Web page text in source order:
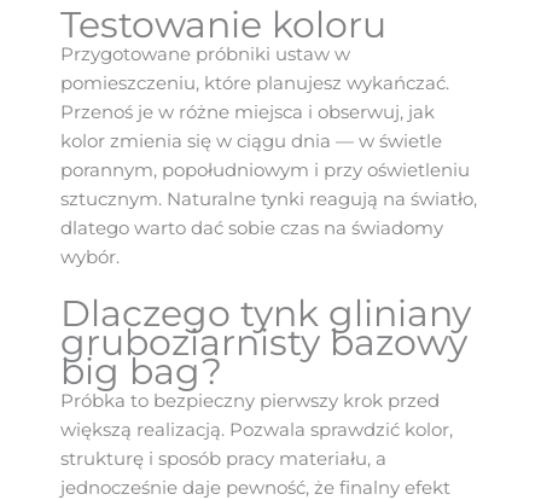
Testowanie koloru
Przygotowane próbniki ustaw w
pomieszczeniu, które planujesz wykańczać.
Przenoś je w różne miejsca i obserwuj, jak
kolor zmienia się w ciągu dnia — w świetle
porannym, popołudniowym i przy oświetleniu
sztucznym. Naturalne tynki reagują na światło,
dlatego warto dać sobie czas na świadomy
wybór.
Dlaczego tynk gliniany
gruboziarnisty bazowy
big bag?
Próbka to bezpieczny pierwszy krok przed
większą realizacją. Pozwala sprawdzić kolor,
strukturę i sposób pracy materiału, a
jednocześnie daje pewność, że finalny efekt